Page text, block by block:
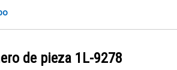
de pieza 1L-9278